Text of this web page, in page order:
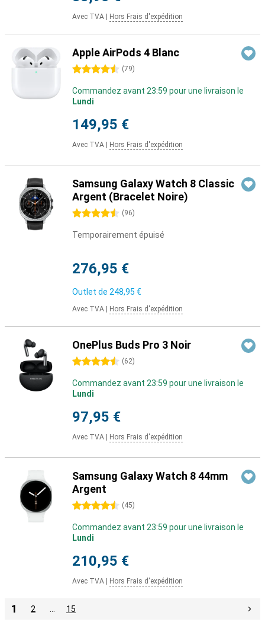
Avec TVA Hors Frais d'expédition
Apple AirPods 4 Blanc
4.5 étoiles (79)
Commandez avant 23:59 pour une livraison le
Lundi
149,95 €
Avec TVA Hors Frais d'expédition
Samsung Galaxy Watch 8 Classic
Argent (Bracelet Noire)
4.5 étoiles (96)
Temporairement épuisé
276,95 €
Outlet de 248,95 €
Avec TVA Hors Frais d'expédition
OnePlus Buds Pro 3 Noir
4.5 étoiles (62)
Commandez avant 23:59 pour une livraison le
Lundi
97,95 €
Avec TVA Hors Frais d'expédition
Samsung Galaxy Watch 8 44mm
Argent
4.5 étoiles (45)
Commandez avant 23:59 pour une livraison le
Lundi
210,95 €
Avec TVA Hors Frais d'expédition
1 2 15